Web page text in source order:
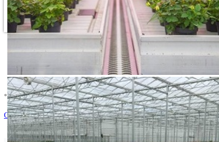
* U cenu je uracunat PDV * Nema Na Stanju !
Ocenite i napišite preporuku